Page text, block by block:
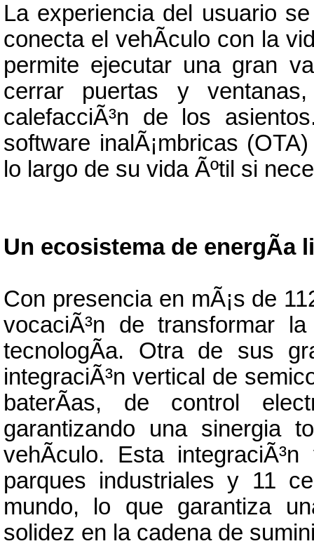
La experiencia del usuario
conecta el vehÃ­culo con la
permite ejecutar una gran
cerrar puertas y
calefacciÃ³n de los
software inalÃ¡mbricas
lo largo de su vida Ãºtil si
Un ecosistema de energÃ­a
Con presencia en mÃ¡s de
vocaciÃ³n de transformar
tecnologÃ­a. Otra de sus
integraciÃ³n vertical de
baterÃ­as, de control
garantizando una sinergia
vehÃ­culo. Esta
parques industriales y 11
mundo, lo que garantiza
solidez en la cadena de